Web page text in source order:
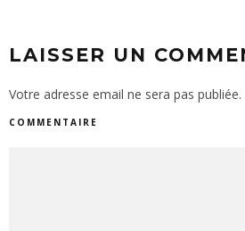
LAISSER UN
Votre adresse email ne sera pas publiée.
COMMENTAIRE